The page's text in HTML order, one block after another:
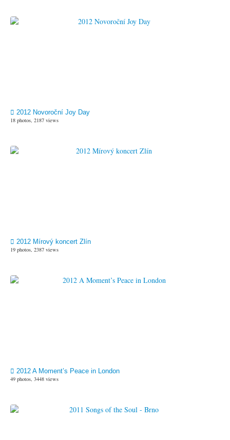
2012 Novoroční Joy Day
18 photos, 2187 views
2012 Mírový koncert Zlín
19 photos, 2387 views
2012 A Moment’s Peace in London
49 photos, 3448 views